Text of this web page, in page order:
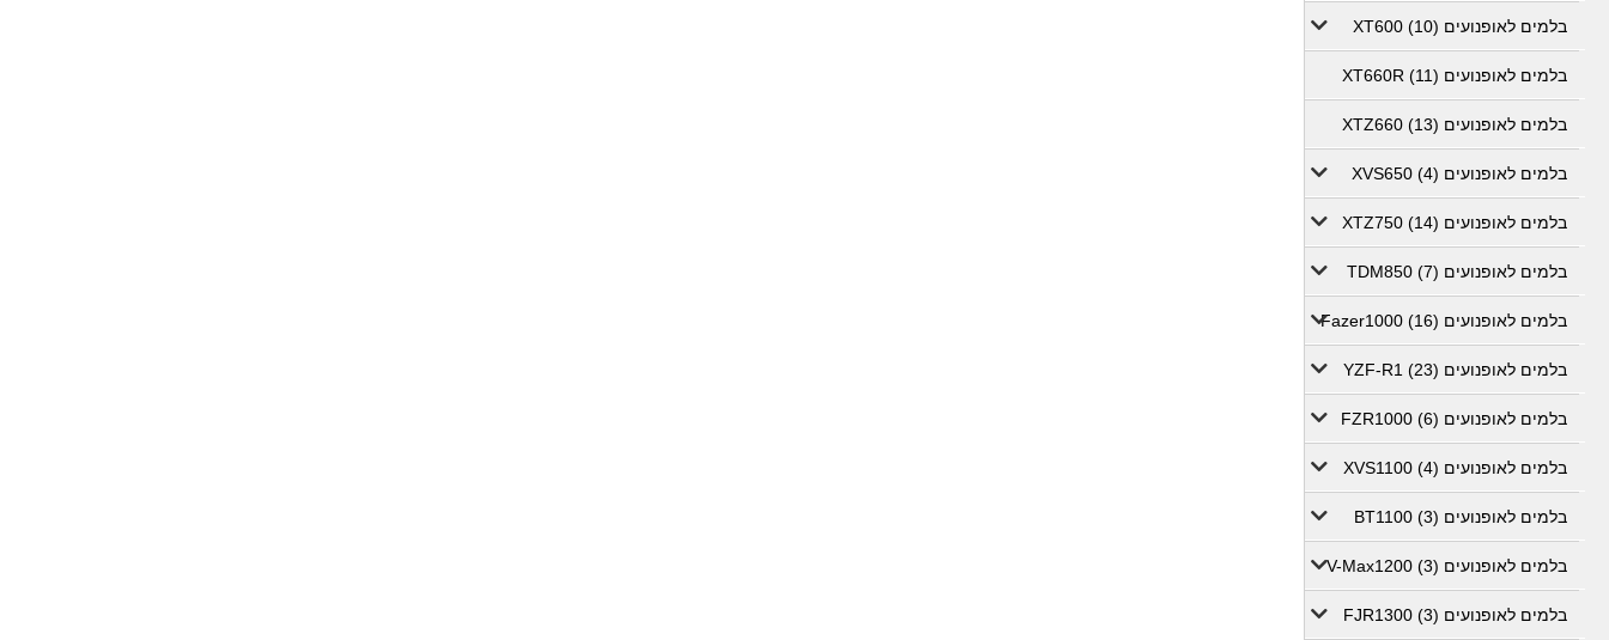
בלמים לאופנועים XT600 (10)
בלמים לאופנועים XT660R (11)
בלמים לאופנועים XTZ660 (13)
בלמים לאופנועים XVS650 (4)
בלמים לאופנועים XTZ750 (14)
בלמים לאופנועים TDM850 (7)
בלמים לאופנועים Fazer1000 (16)
בלמים לאופנועים YZF-R1 (23)
בלמים לאופנועים FZR1000 (6)
בלמים לאופנועים XVS1100 (4)
בלמים לאופנועים BT1100 (3)
בלמים לאופנועים V-Max1200 (3)
בלמים לאופנועים FJR1300 (3)